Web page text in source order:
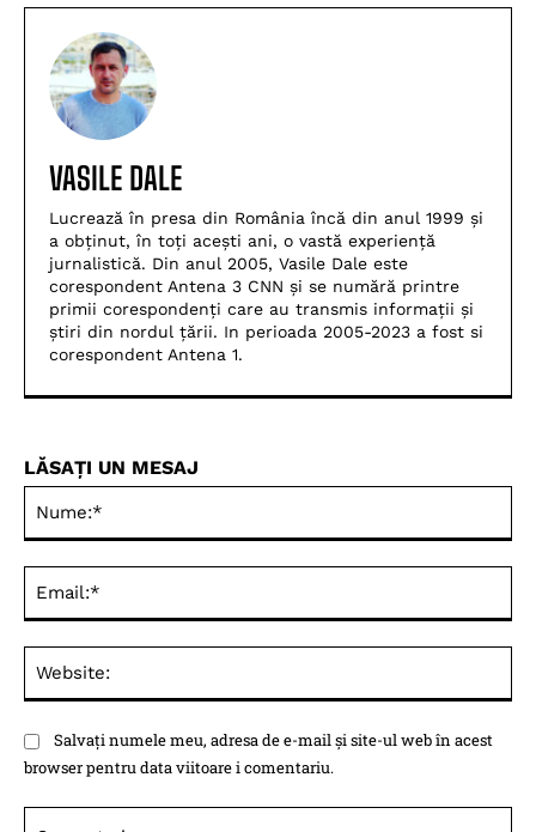
VASILE DALE
Lucrează în presa din România încă din anul 1999 și
a obținut, în toți acești ani, o vastă experiență
jurnalistică. Din anul 2005, Vasile Dale este
corespondent Antena 3 CNN și se numără printre
primii corespondenți care au transmis informații și
știri din nordul țării. In perioada 2005-2023 a fost si
corespondent Antena 1.
LĂSAȚI UN MESAJ
Salvați numele meu, adresa de e-mail și site-ul web în acest
browser pentru data viitoare i comentariu.